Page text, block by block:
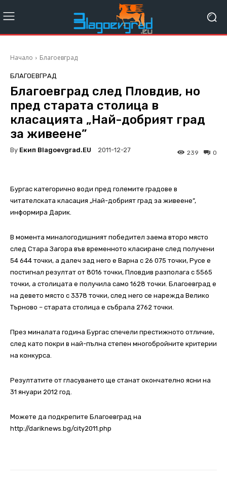
Начало Благоевград
БЛАГОЕВГРАД
Благоевград след Пловдив, но
пред старата столица в
класацията „Най-добрият град
за живеене”
By Екип Blagoevgrad.EU 2011-12-27 0
239
Бургас категорично води пред големите градове в
читателската класация „Най-добрият град за живеене”,
информира Дарик.
В момента миналогодишният победител заема второ място
след Стара Загора във временното класиране след получени
54 644 точки, а далеч зад него е Варна с 26 075 точки, Русе е
постигнал резултат от 8016 точки, Пловдив разполага с 5565
точки, а столицата е получила само 1628 точки. Благоевград е
на девето място с 3378 точки, след него се нарежда Велико
Търново – старата столица е събрала 2762 точки.
През миналата година Бургас спечели престижното отличие,
след като покри в най-пълна степен многобройните критерии
на конкурса.
Резултатите от гласуването ще станат окончателно ясни на
31 януари 2012 год.
Можете да подкрепите Благоевград на
http://dariknews.bg/city2011.php